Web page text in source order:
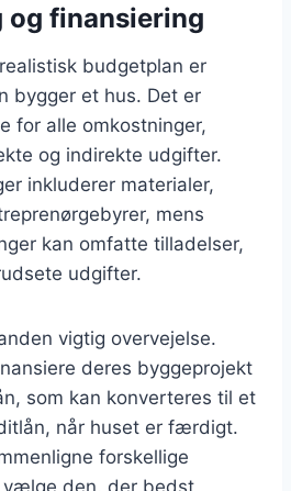
og finansiering
budgetplan er
bygger et hus. Det er
for alle omkostninger,
og indirekte udgifter.
inkluderer materialer,
mens
kan omfatte tilladelser,
udgifter.
vigtig overvejelse.
deres byggeprojekt
som kan konverteres til et
når huset er færdigt.
forskellige
vælge den, der bedst